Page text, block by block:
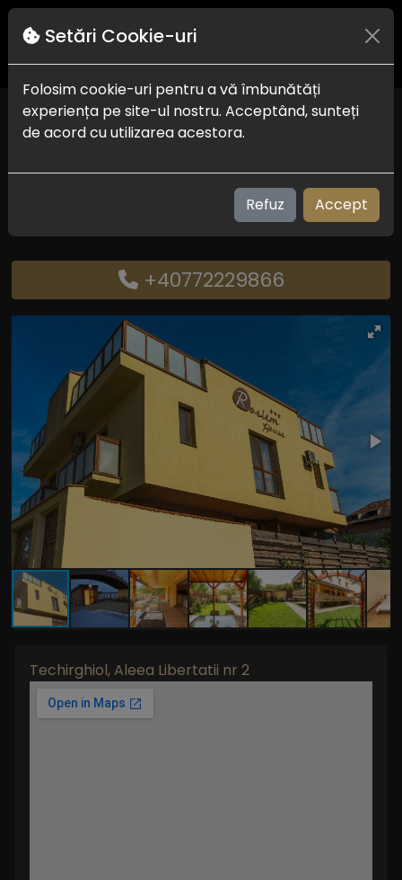
Pensiune Rosiem House
Plaja: 800 m
Check in-out: 14:00 - 11:00
+40772229866
Techirghiol, Aleea Libertatii nr 2
Setări Cookie-uri
Folosim cookie-uri pentru a vă îmbunătăți
experiența pe site-ul nostru. Acceptând, sunteți
de acord cu utilizarea acestora.
Refuz Accept